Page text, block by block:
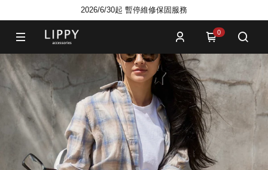
2026/6/30起 暫停維修保固服務
0